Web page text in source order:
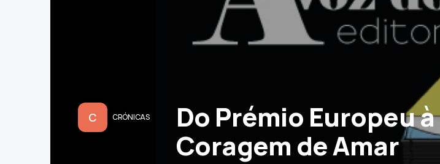
C CRÓNICAS
Do Prémio Europeu à
Coragem de Amar